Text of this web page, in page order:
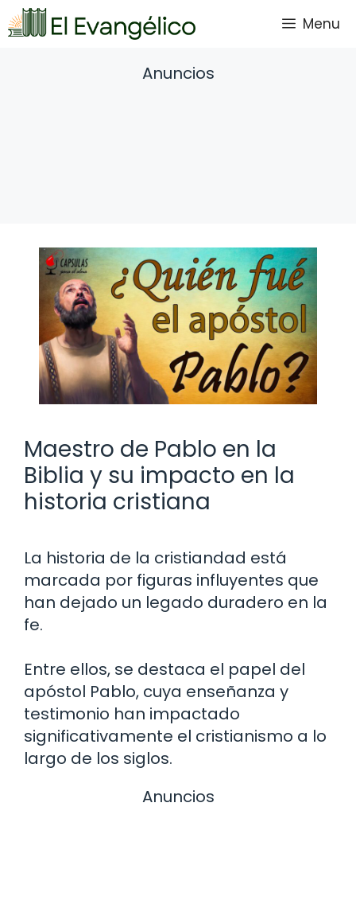
Saltar
al
Menu
Anuncios
Maestro de Pablo en la
Biblia y su impacto en la
historia cristiana
La historia de la cristiandad está
marcada por figuras influyentes que
han dejado un legado duradero en la
fe.
Entre ellos, se destaca el papel del
apóstol Pablo, cuya enseñanza y
testimonio han impactado
significativamente el cristianismo a lo
largo de los siglos.
Anuncios